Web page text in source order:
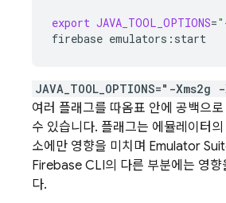
export JAVA_TOOL_OPTIONS=
firebase
JAVA_TOOL_OPTIONS="-Xms2g
여러 플래그를 따옴표 안에 공백으
수 있습니다. 플래그는 에뮬레이터
소에만 영향을 미치며 Emulator
Firebase CLI의 다른 부분에는 영향
다.